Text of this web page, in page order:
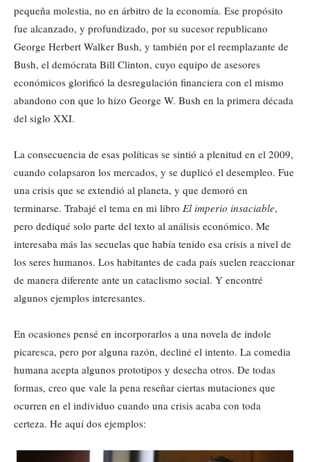
pequeña molestia, no en árbitro de la economía. Ese propósito
fue alcanzado, y profundizado, por su sucesor republicano
George Herbert Walker Bush, y también por el reemplazante de
Bush, el demócrata Bill Clinton, cuyo equipo de asesores
económicos glorificó la desregulación financiera con el mismo
abandono con que lo hizo George W. Bush en la primera década
del siglo XXI.
La consecuencia de esas políticas se sintió a plenitud en el 2009,
cuando colapsaron los mercados, y se duplicó el desempleo. Fue
una crisis que se extendió al planeta, y que demoró en
terminarse. Trabajé el tema en mi libro El imperio insaciable,
pero dediqué solo parte del texto al análisis económico. Me
interesaba más las secuelas que había tenido esa crisis a nivel de
los seres humanos. Los habitantes de cada país suelen reaccionar
de manera diferente ante un cataclismo social. Y encontré
algunos ejemplos interesantes.
En ocasiones pensé en incorporarlos a una novela de índole
picaresca, pero por alguna razón, decliné el intento. La comedia
humana acepta algunos prototipos y desecha otros. De todas
formas, creo que vale la pena reseñar ciertas mutaciones que
ocurren en el individuo cuando una crisis acaba con toda
certeza. He aquí dos ejemplos: